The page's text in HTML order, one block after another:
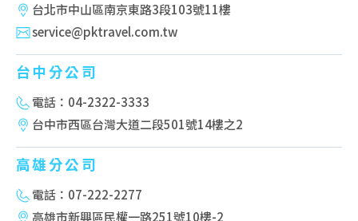
台北市中山區南京東路3段103號11樓
service@pktravel.com.tw
台中分公司
電話：04-2322-3333
台中市西區台灣大道二段501號14樓之2
高雄分公司
電話：07-222-2277
高雄市新興區民權一路251號10樓-2